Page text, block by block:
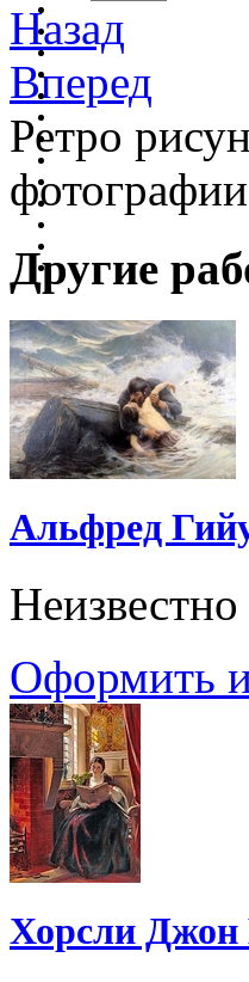
Назад
Вперед
Ретро
Другие
Альфред
Неизвестно
Оформить и
Хорсли Джон